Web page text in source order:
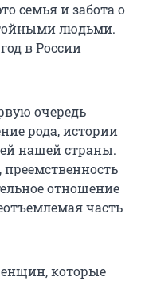
семья и забота о
людьми.
в России
очередь
рода, истории
нашей страны.
отношение
часть
которые